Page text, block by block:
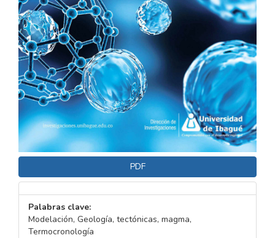
PDF
Palabras clave:
Modelación, Geología, tectónicas, magma,
Termocronología